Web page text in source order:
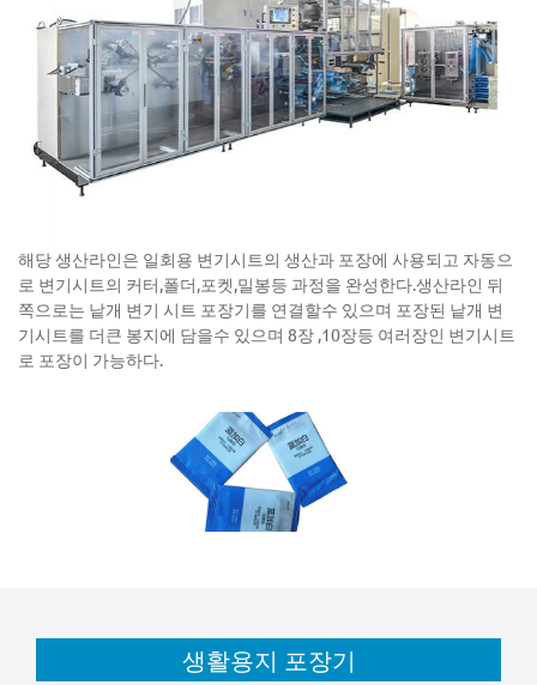
해당 생산라인은 일회용 변기시트의 생산과 포장에 사용되고 자동으
로 변기시트의 커터,폴더,포켓,밀봉등 과정을 완성한다.생산라인 뒤
쪽으로는 낱개 변기 시트 포장기를 연결할수 있으며 포장된 낱개 변
기시트를 더큰 봉지에 담을수 있으며 8장 ,10장등 여러장인 변기시트
로 포장이 가능하다.
생활용지 포장기